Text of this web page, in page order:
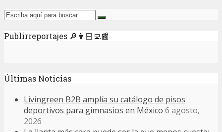
Publirreportajes 🔎👨🏻‍💻📰
Últimas Noticias
Livingreen B2B amplía su catálogo de pisos
deportivos para gimnasios en México 6 agosto,
2026